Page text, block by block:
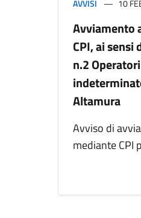
AVVISI 10
Avviamento
CPI, ai
n.2
Altamura
Avviso di
mediante CPI